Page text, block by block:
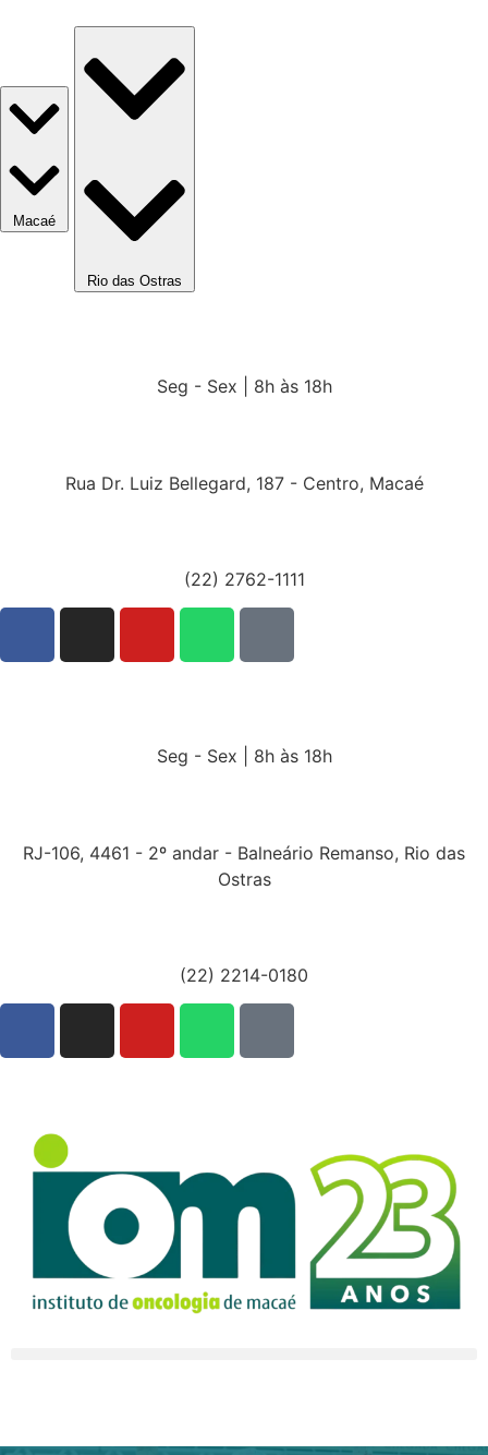
Macaé
Rio das Ostras
Seg - Sex | 8h às 18h
Rua Dr. Luiz Bellegard, 187 - Centro, Macaé
(22) 2762-1111
Seg - Sex | 8h às 18h
RJ-106, 4461 - 2º andar - Balneário Remanso, Rio das
Ostras
(22) 2214-0180